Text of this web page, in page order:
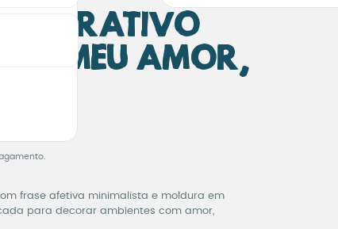
“Meu Amor,
frase afetiva minimalista e moldura em
para decorar ambientes com amor,